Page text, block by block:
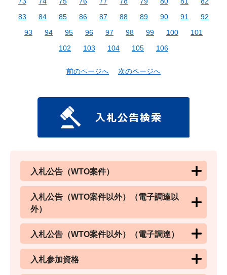
83
84 85 86 87 88 89 90 91
92
93
94 95 96 97 98 99 100
101
102
103 104 105 106
前のページへ 次のページへ
入札公告（WTO案件）
入札公告（WTO案件以外）（電子調達以
外）
入札公告（WTO案件以外）（電子調達）
入札参加資格